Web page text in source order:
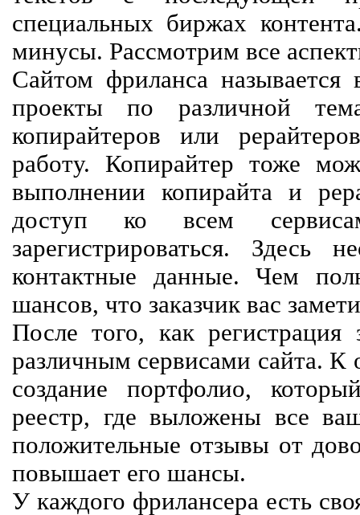
специальных биржах
минусы. Рассмотрим все
Сайтом фриланса называется
проекты по различной
копирайтеров или
работу. Копирайтер тоже
выполнении копирайта и
доступ ко всем
зарегистрироваться. Здесь
контактные данные. Чем
шансов, что заказчик вас
После того, как регистрация
различным сервисами сайта. К
создание портфолио,
реестр, где выложены все
положительные отзывы от
повышает его шансы.
У каждого фрилансера есть